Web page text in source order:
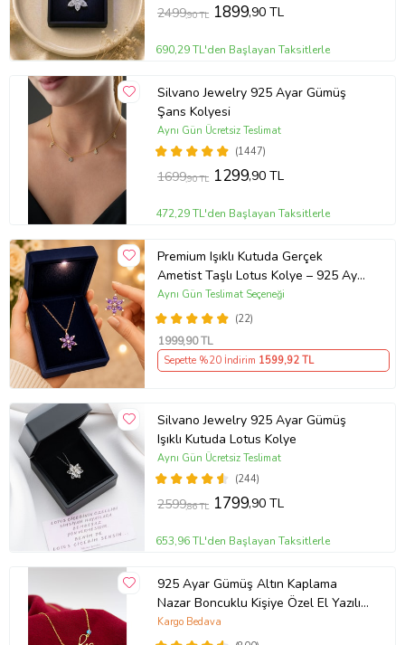
2499,90 TL 1899,90 TL
690,29 TL'den Başlayan Taksitlerle
Silvano Jewelry 925 Ayar Gümüş
Şans Kolyesi
(1447)
Aynı Gün Ücretsiz Teslimat
1699,90 TL 1299,90 TL
472,29 TL'den Başlayan Taksitlerle
Premium Işıklı Kutuda Gerçek
Ametist Taşlı Lotus Kolye – 925 Ayar
Gümüş Kadın Kolye
(22)
Aynı Gün Teslimat Seçeneği
1999,90 TL
Sepette %20 İndirim 1599,92 TL
Silvano Jewelry 925 Ayar Gümüş
Işıklı Kutuda Lotus Kolye
(244)
Aynı Gün Ücretsiz Teslimat
2599,86 TL 1799,90 TL
653,96 TL'den Başlayan Taksitlerle
925 Ayar Gümüş Altın Kaplama
Nazar Boncuklu Kişiye Özel El Yazılı
Kolye (Sarı)
Kargo Bedava